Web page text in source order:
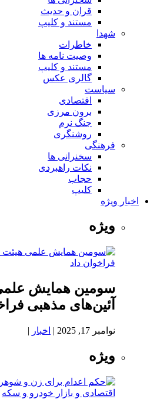
قران و حدیث
مستند و کلیپ
شهدا
خاطرات
وصیت نامه ها
مستند و کلیپ
گالری عکس
سیاست
اقتصادی
برون مرزی
جنگ نرم
روشنگری
فرهنگی
سخنرانی ها
نکات راهبردی
حجاب
کلیپ
اخبار ویژه
ویژه
سومین همایش
آئین‌های مذهبی
نوامبر 17, 2025 | اخبار |
ویژه